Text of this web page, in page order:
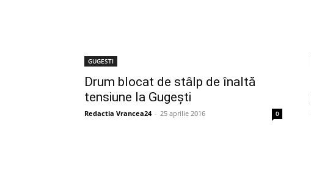
GUGESTI
Drum blocat de stâlp de înaltă
tensiune la Gugești
Redactia Vrancea24 - 25 aprilie 2016 0